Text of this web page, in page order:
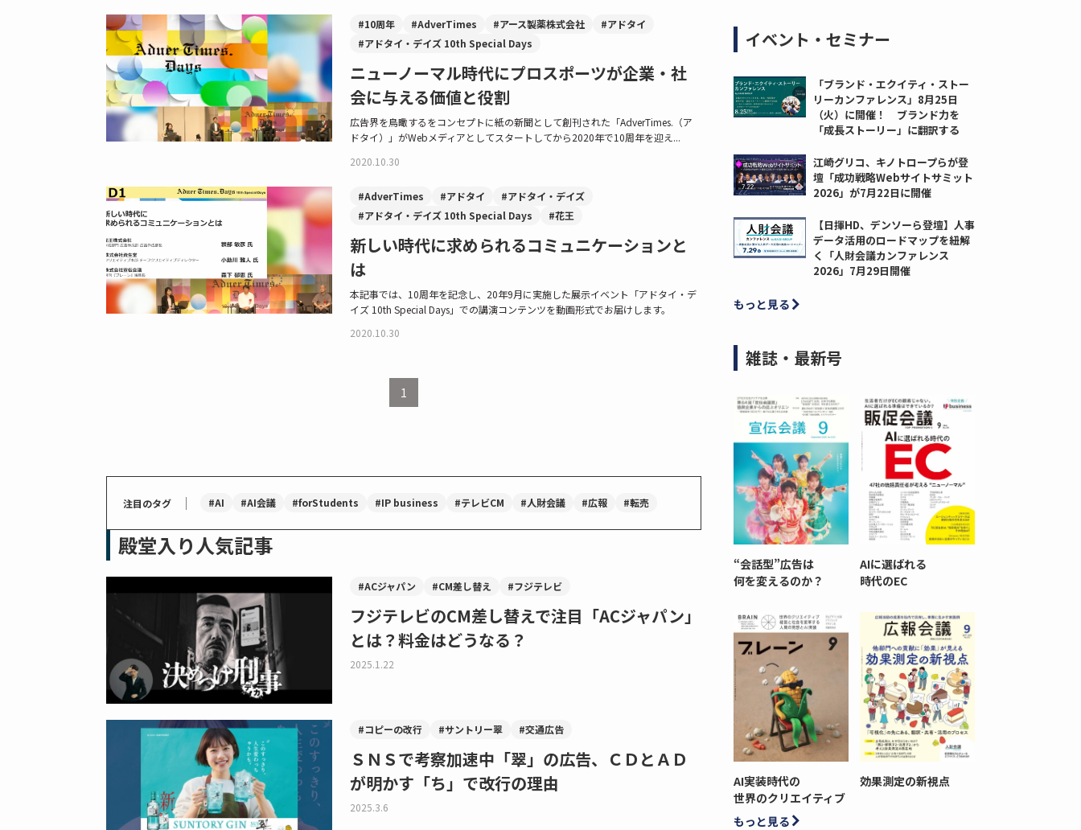
#10周年 #AdverTimes #アース製薬株式会社
#アドタイ
#アドタイ・デイズ 10th Special Days
ニューノーマル時代にプロスポーツが企業・社
会に与える価値と役割
広告界を鳥瞰するをコンセプトに紙の新聞として創刊された「AdverTimes.（ア
ドタイ）」がWebメディアとしてスタートしてから2020年で10周年を迎え...
2020.10.30
#AdverTimes #アドタイ
#アドタイ・デイズ
#アドタイ・デイズ 10th Special Days
#花王
新しい時代に求められるコミュニケーションと
は
本記事では、10周年を記念し、20年9月に実施した展示イベント「アドタイ・デ
イズ 10th Special Days」での講演コンテンツを動画形式でお届けします。
2020.10.30
1
注目のタグ ｜ #AI #AI会議 #forStudents #IP business #テレビCM #人財会議 #広報 #転売
殿堂入り人気記事
#ACジャパン #CM差し替え #フジテレビ
フジテレビのCM差し替えで注目「ACジャパン」
とは？料金はどうなる？
2025.1.22
#コピーの改行 #サントリー翠 #交通広告
ＳＮＳで考察加速中「翠」の広告、ＣＤとＡＤ
が明かす「ち」で改行の理由
2025.3.6
イベント・セミナー
「ブランド・エクイティ・ストー
リーカンファレンス」8月25日
（火）に開催！ ブランド力を
「成長ストーリー」に翻訳する
江崎グリコ、キノトロープらが登
壇「成功戦略Webサイトサミット
2026」が7月22日に開催
【日揮HD、デンソーら登壇】人事
データ活用のロードマップを紐解
く「人財会議カンファレンス
2026」7月29日開催
もっと見る
雑誌・最新号
“会話型”広告は
何を変えるのか？
AIに選ばれる
時代のEC
AI実装時代の
世界のクリエイティブ
効果測定の新視点
もっと見る